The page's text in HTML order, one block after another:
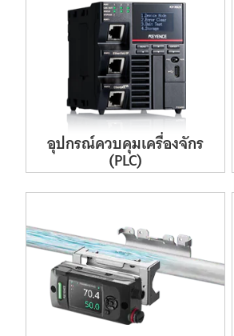
อุปกรณ์ควบคุมเครื่องจักร
(PLC)